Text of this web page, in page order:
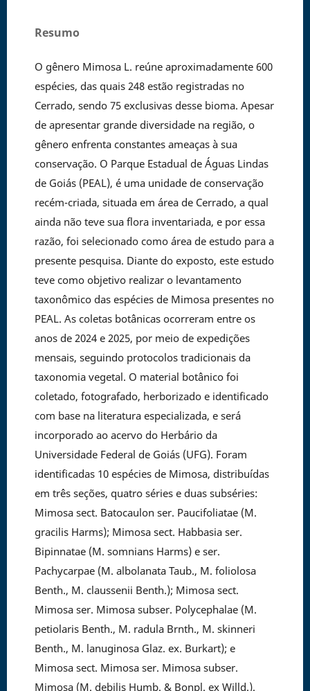
Resumo
O gênero Mimosa L. reúne aproximadamente 600
espécies, das quais 248 estão registradas no
Cerrado, sendo 75 exclusivas desse bioma. Apesar
de apresentar grande diversidade na região, o
gênero enfrenta constantes ameaças à sua
conservação. O Parque Estadual de Águas Lindas
de Goiás (PEAL), é uma unidade de conservação
recém-criada, situada em área de Cerrado, a qual
ainda não teve sua flora inventariada, e por essa
razão, foi selecionado como área de estudo para a
presente pesquisa. Diante do exposto, este estudo
teve como objetivo realizar o levantamento
taxonômico das espécies de Mimosa presentes no
PEAL. As coletas botânicas ocorreram entre os
anos de 2024 e 2025, por meio de expedições
mensais, seguindo protocolos tradicionais da
taxonomia vegetal. O material botânico foi
coletado, fotografado, herborizado e identificado
com base na literatura especializada, e será
incorporado ao acervo do Herbário da
Universidade Federal de Goiás (UFG). Foram
identificadas 10 espécies de Mimosa, distribuídas
em três seções, quatro séries e duas subséries:
Mimosa sect. Batocaulon ser. Paucifoliatae (M.
gracilis Harms); Mimosa sect. Habbasia ser.
Bipinnatae (M. somnians Harms) e ser.
Pachycarpae (M. albolanata Taub., M. foliolosa
Benth., M. claussenii Benth.); Mimosa sect.
Mimosa ser. Mimosa subser. Polycephalae (M.
petiolaris Benth., M. radula Brnth., M. skinneri
Benth., M. lanuginosa Glaz. ex. Burkart); e
Mimosa sect. Mimosa ser. Mimosa subser.
Mimosa (M. debilis Humb. & Bonpl. ex Willd.).